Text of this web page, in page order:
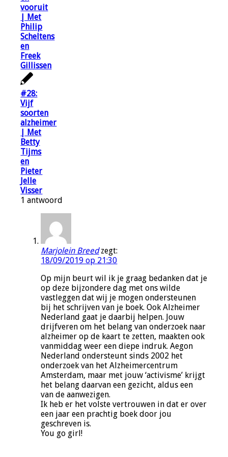
vooruit
| Met
Philip
Scheltens
en
Freek
Gillissen
#28:
Vijf
soorten
alzheimer
| Met
Betty
Tijms
en
Pieter
Jelle
Visser
1 antwoord
Marjolein Breed zegt:
18/09/2019 op 21:30
Op mijn beurt wil ik je graag bedanken dat je
op deze bijzondere dag met ons wilde
vastleggen dat wij je mogen ondersteunen
bij het schrijven van je boek. Ook Alzheimer
Nederland gaat je daarbij helpen. Jouw
drijfveren om het belang van onderzoek naar
alzheimer op de kaart te zetten, maakten ook
vanmiddag weer een diepe indruk. Aegon
Nederland ondersteunt sinds 2002 het
onderzoek van het Alzheimercentrum
Amsterdam, maar met jouw ‘activisme’ krijgt
het belang daarvan een gezicht, aldus een
van de aanwezigen.
Ik heb er het volste vertrouwen in dat er over
een jaar een prachtig boek door jou
geschreven is.
You go girl!